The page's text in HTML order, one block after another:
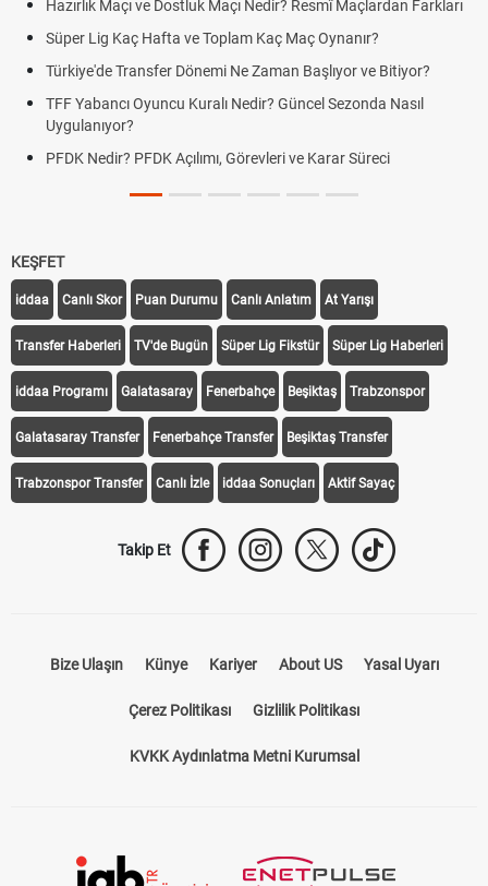
Hazırlık Maçı ve Dostluk Maçı Nedir? Resmî Maçlardan Farkları
Süper Lig Kaç Hafta ve Toplam Kaç Maç Oynanır?
Türkiye'de Transfer Dönemi Ne Zaman Başlıyor ve Bitiyor?
TFF Yabancı Oyuncu Kuralı Nedir? Güncel Sezonda Nasıl
Uygulanıyor?
PFDK Nedir? PFDK Açılımı, Görevleri ve Karar Süreci
KEŞFET
iddaa Canlı Skor Puan Durumu Canlı Anlatım At Yarışı
Transfer Haberleri TV'de Bugün Süper Lig Fikstür Süper Lig Haberleri
iddaa Programı Galatasaray Fenerbahçe Beşiktaş Trabzonspor
Galatasaray Transfer Fenerbahçe Transfer Beşiktaş Transfer
Trabzonspor Transfer Canlı İzle iddaa Sonuçları Aktif Sayaç
Takip Et
Bize Ulaşın Künye Kariyer About US Yasal Uyarı
Çerez Politikası Gizlilik Politikası
KVKK Aydınlatma Metni Kurumsal